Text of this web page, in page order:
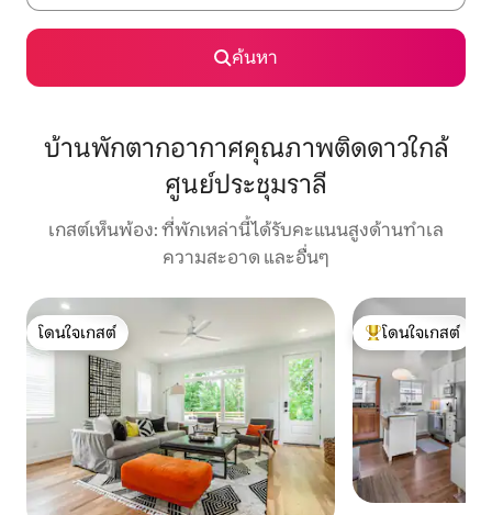
ค้นหา
บ้านพักตากอากาศคุณภาพติดดาวใกล้
ศูนย์ประชุมราลี
เกสต์เห็นพ้อง: ที่พักเหล่านี้ได้รับคะแนนสูงด้านทำเล
ความสะอาด และอื่นๆ
โดนใจเกสต์
โดนใจเกสต์
โดนใจเกสต์ที่สุด
โดนใจเกสต์